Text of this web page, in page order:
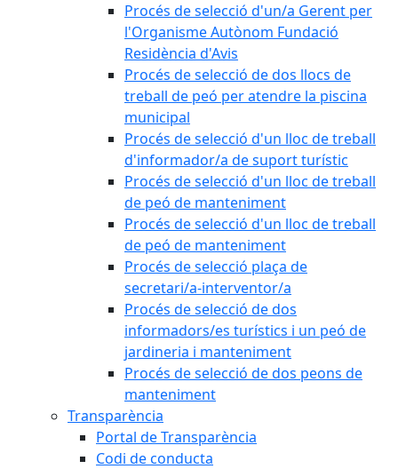
Procés de selecció d'un/a Gerent per
l'Organisme Autònom Fundació
Residència d'Avis
Procés de selecció de dos llocs de
treball de peó per atendre la piscina
municipal
Procés de selecció d'un lloc de treball
d'informador/a de suport turístic
Procés de selecció d'un lloc de treball
de peó de manteniment
Procés de selecció d'un lloc de treball
de peó de manteniment
Procés de selecció plaça de
secretari/a-interventor/a
Procés de selecció de dos
informadors/es turístics i un peó de
jardineria i manteniment
Procés de selecció de dos peons de
manteniment
Transparència
Portal de Transparència
Codi de conducta